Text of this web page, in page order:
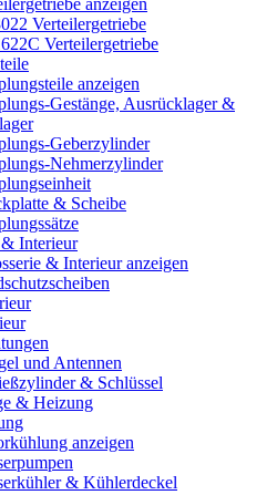
Verteilergetriebe
Verteilergetriebe
anzeigen
Gestänge, Ausrücklager &
Geberzylinder
Nehmerzylinder
& Scheibe
Interieur
& Interieur anzeigen
und Antennen
& Schlüssel
& Heizung
anzeigen
& Kühlerdeckel